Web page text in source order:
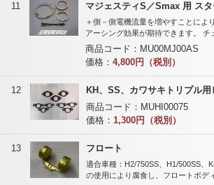
11 マジェスティS／Smax 用 ス
＋側－側電機流量を増やすことによ
アーシング効果が期待できます。 チ
商品コード： MU00MJ00AS
価格： 4,800円（税別）
12
KH、SS、カワサキトリプル
商品コード： MUHI00075
価格： 1,300円（税別）
13 フロート
適合車種：H2/750SS、H1/500SS、
の使用により腐食し、フロートボデ